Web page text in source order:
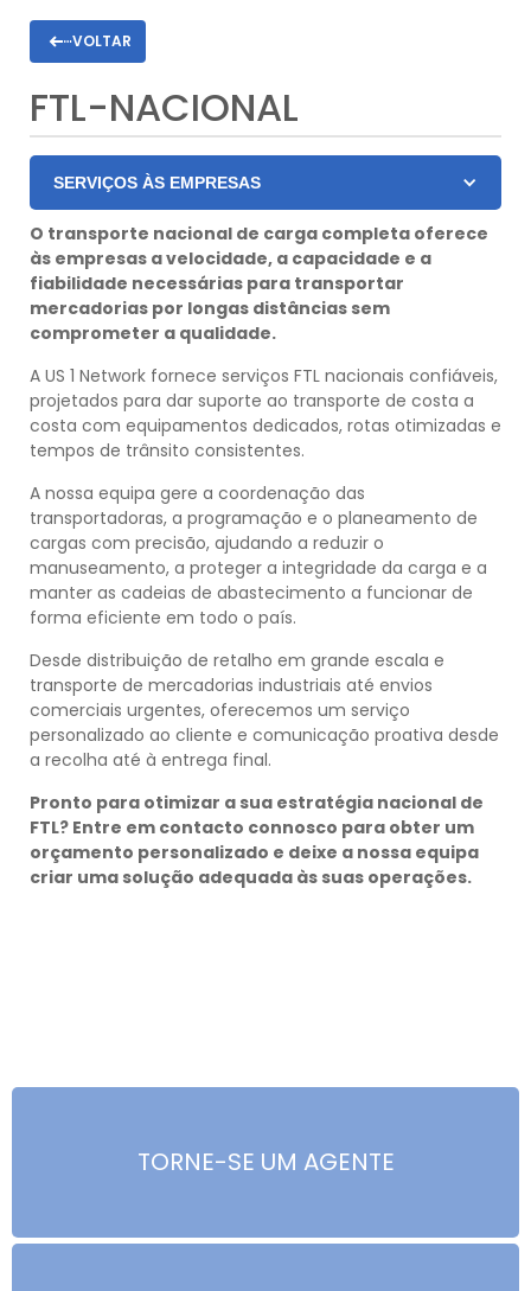
VOLTAR
FTL-NACIONAL
SERVIÇOS ÀS EMPRESAS
O transporte nacional de carga completa oferece
às empresas a velocidade, a capacidade e a
fiabilidade necessárias para transportar
mercadorias por longas distâncias sem
comprometer a qualidade.
A US 1 Network fornece serviços FTL nacionais confiáveis,
projetados para dar suporte ao transporte de costa a
costa com equipamentos dedicados, rotas otimizadas e
tempos de trânsito consistentes.
A nossa equipa gere a coordenação das
transportadoras, a programação e o planeamento de
cargas com precisão, ajudando a reduzir o
manuseamento, a proteger a integridade da carga e a
manter as cadeias de abastecimento a funcionar de
forma eficiente em todo o país.
Desde distribuição de retalho em grande escala e
transporte de mercadorias industriais até envios
comerciais urgentes, oferecemos um serviço
personalizado ao cliente e comunicação proativa desde
a recolha até à entrega final.
Pronto para otimizar a sua estratégia nacional de
FTL? Entre em contacto connosco para obter um
orçamento personalizado e deixe a nossa equipa
criar uma solução adequada às suas operações.
TORNE-SE UM AGENTE